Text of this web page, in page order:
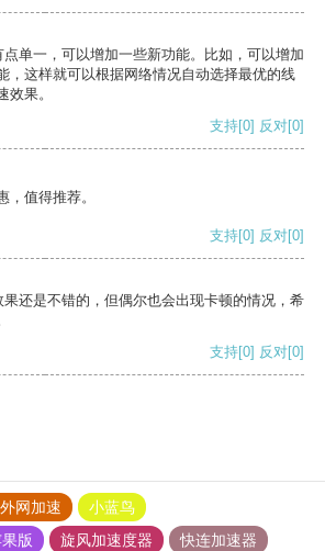
单一，可以增加一些新功能。比如，可以增加
，这样就可以根据网络情况自动选择最优的线
效果。
支持[0] 反对[0]
，值得推荐。
支持[0] 反对[0]
还是不错的，但偶尔也会出现卡顿的情况，希
支持[0] 反对[0]
网加速
小蓝鸟
版
旋风加速度器
快连加速器